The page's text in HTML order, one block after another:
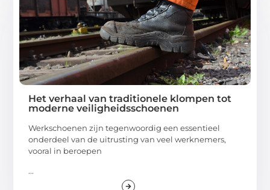
Het verhaal van traditionele klompen tot
moderne veiligheidsschoenen
Werkschoenen zijn tegenwoordig een essentieel
onderdeel van de uitrusting van veel werknemers,
vooral in beroepen
...